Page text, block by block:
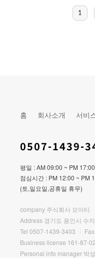
1
홈 회사소개 서비
0507-1439-
평일 : AM 09:00 ~ PM 17:00
점심시간 : PM 12:00 ~ PM
(토,일요일,공휴일 휴무)
company 주식회사 모아티
Address 경기도 용인시 수
Tel 0507-1439-3403
Fax
Business license 161-87-
Personal info manager 박